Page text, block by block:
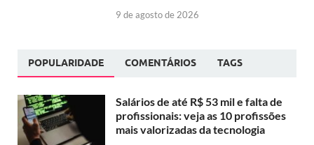
9 de agosto de 2026
POPULARIDADE COMENTÁRIOS TAGS
Salários de até R$ 53 mil e falta de
profissionais: veja as 10 profissões
mais valorizadas da tecnologia